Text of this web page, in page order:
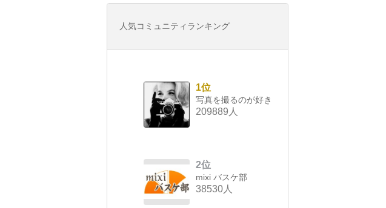
人気コミュニティランキング
1位
写真を撮るのが好き
209889人
2位
mixi バスケ部
38530人